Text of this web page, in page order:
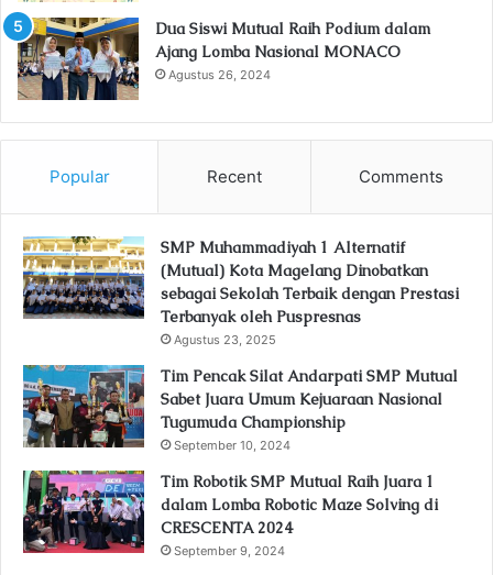
Dua Siswi Mutual Raih Podium dalam
Ajang Lomba Nasional MONACO
Agustus 26, 2024
Popular Recent Comments
SMP Muhammadiyah 1 Alternatif
(Mutual) Kota Magelang Dinobatkan
sebagai Sekolah Terbaik dengan Prestasi
Terbanyak oleh Puspresnas
Agustus 23, 2025
Tim Pencak Silat Andarpati SMP Mutual
Sabet Juara Umum Kejuaraan Nasional
Tugumuda Championship
September 10, 2024
Tim Robotik SMP Mutual Raih Juara 1
dalam Lomba Robotic Maze Solving di
CRESCENTA 2024
September 9, 2024